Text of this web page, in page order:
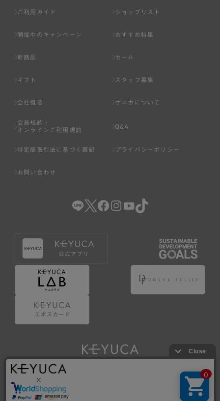
ページへの入力、または弊社が別途指定する方法に従って
基づき判断した場合は、弊社は、その登録を取り消すこと
のいずれかの事由に該当する場合は、その登録を拒否し、
または事前に通知することなく一旦なされた登録を取り消
いる場合。
（5） その他、本規約または個別規定に違反した場合。
4.会員登録が取り消された場合においても、当該会員は、
弊社とのお取引等により既に発生した支払義務等の取引上
の義務および本規約上の義務の履行責任を免れないものと
します。
5.仮登録とは、ケユカが提供するアプリ等でサービスを利
用するための簡易的な会員登録（以下「仮登録」といいま
6.仮登録をすることで、第9条のポイント付与を受けるこ
とができます。
7.仮登録状態はポイントの利用は行えず、第3条1項の通り
に登録完了することでポイント利用が行えるようになりま
す。
ご利用ガイド ショップリスト
開催中のキャンペーン おすすめ特集
新商品 セール
ギフト スタッフ募集
会社概要 ケユカについて
会員規約・
オンラインご利用規約
Q&A
特定商取引法に基づく表記 プライバシーポリシー
お問い合わせ
Copyright © KAWAJUN Co., Ltd. All Rights Reserved.